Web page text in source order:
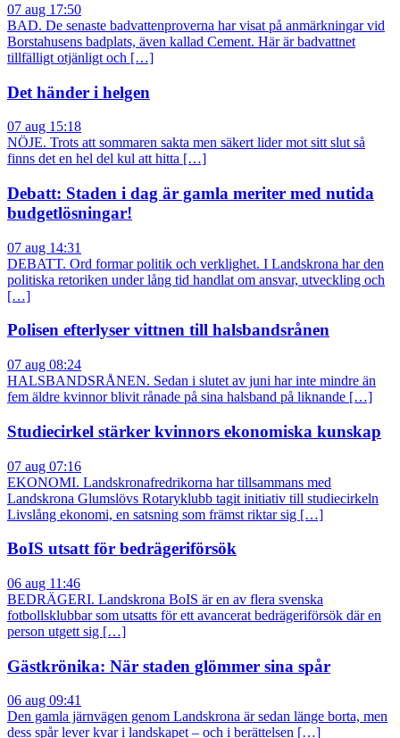
07 aug 17:50
BAD. De senaste badvattenproverna har visat på anmärkningar vid
Borstahusens badplats, även kallad Cement. Här är badvattnet
tillfälligt otjänligt och […]
Det händer i helgen
07 aug 15:18
NÖJE. Trots att sommaren sakta men säkert lider mot sitt slut så
finns det en hel del kul att hitta […]
Debatt: Staden i dag är gamla meriter med nutida
budgetlösningar!
07 aug 14:31
DEBATT. Ord formar politik och verklighet. I Landskrona har den
politiska retoriken under lång tid handlat om ansvar, utveckling och
[…]
Polisen efterlyser vittnen till halsbandsrånen
07 aug 08:24
HALSBANDSRÅNEN. Sedan i slutet av juni har inte mindre än
fem äldre kvinnor blivit rånade på sina halsband på liknande […]
Studiecirkel stärker kvinnors ekonomiska kunskap
07 aug 07:16
EKONOMI. Landskronafredrikorna har tillsammans med
Landskrona Glumslövs Rotaryklubb tagit initiativ till studiecirkeln
Livslång ekonomi, en satsning som främst riktar sig […]
BoIS utsatt för bedrägeriförsök
06 aug 11:46
BEDRÄGERI. Landskrona BoIS är en av flera svenska
fotbollsklubbar som utsatts för ett avancerat bedrägeriförsök där en
person utgett sig […]
Gästkrönika: När staden glömmer sina spår
06 aug 09:41
Den gamla järnvägen genom Landskrona är sedan länge borta, men
dess spår lever kvar i landskapet – och i berättelsen […]